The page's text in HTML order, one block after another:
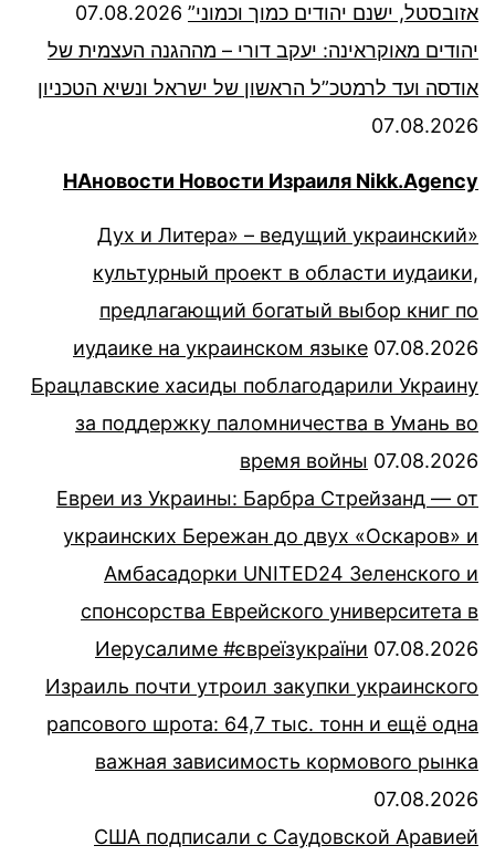
אזובסטל, ישנם יהודים כמוך וכמוני” 07.08.2026
יהודים מאוקראינה: יעקב דורי – מההגנה העצמית של
אודסה ועד לרמטכ”ל הראשון של ישראל ונשיא הטכניון
07.08.2026
НАновости Новости Израиля Nikk.Agency
«Дух и Литера» – ведущий украинский
культурный проект в области иудаики,
предлагающий богатый выбор книг по
иудаике на украинском языке 07.08.2026
Брацлавские хасиды поблагодарили Украину
за поддержку паломничества в Умань во
время войны 07.08.2026
Евреи из Украины: Барбра Стрейзанд — от
украинских Бережан до двух «Оскаров» и
Амбасадорки UNITED24 Зеленского и
спонсорства Еврейского университета в
Иерусалиме #євреїзукраїни 07.08.2026
Израиль почти утроил закупки украинского
рапсового шрота: 64,7 тыс. тонн и ещё одна
важная зависимость кормового рынка
07.08.2026
США подписали с Саудовской Аравией